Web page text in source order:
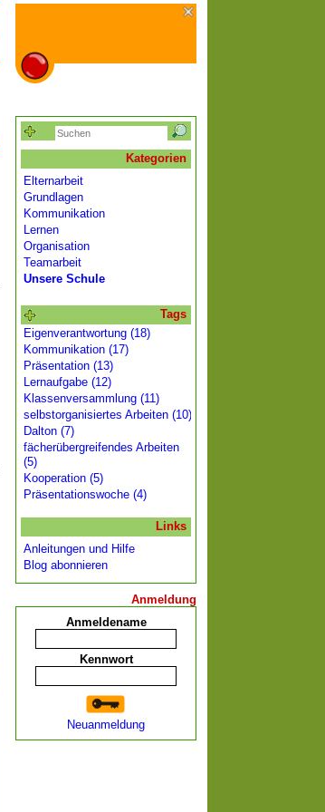
Kategorien
Elternarbeit
Grundlagen
Kommunikation
Lernen
Organisation
Teamarbeit
Unsere Schule
Tags
Eigenverantwortung (18)
Kommunikation (17)
Präsentation (13)
Lernaufgabe (12)
Klassenversammlung (11)
selbstorganisiertes Arbeiten (10)
Dalton (7)
fächerübergreifendes Arbeiten
(5)
Kooperation (5)
Präsentationswoche (4)
Links
Anleitungen und Hilfe
Blog abonnieren
Anmeldung
Anmeldename
Kennwort
Neuanmeldung